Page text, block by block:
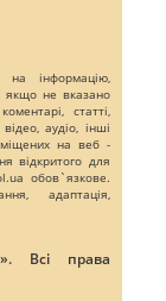
інформацію,
якщо не вказано
статті,
аудіо, інші
на веб -
відкритого для
обов`язкове.
адаптація,
Всі права